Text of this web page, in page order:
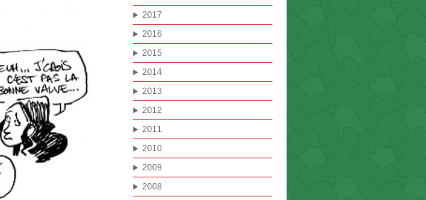
2017
2016
2015
2014
2013
2012
2011
2010
2009
2008